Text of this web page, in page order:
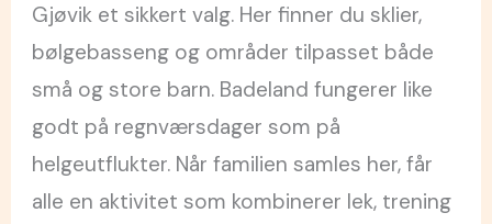
Gjøvik et sikkert valg. Her finner du sklier,
bølgebasseng og områder tilpasset både
små og store barn. Badeland fungerer like
godt på regnværsdager som på
helgeutflukter. Når familien samles her, får
alle en aktivitet som kombinerer lek, trening